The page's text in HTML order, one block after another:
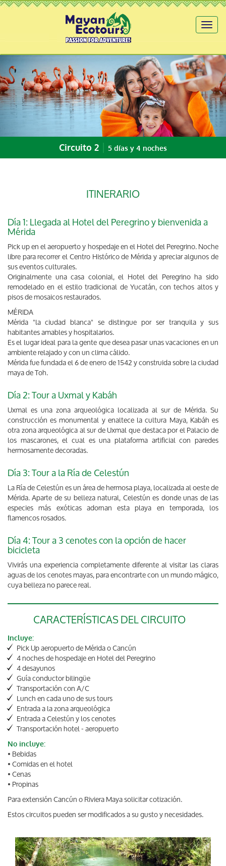
Circuito 2 5 días y 4 noches
ITINERARIO
Día 1: Llegada al Hotel del Peregrino y bienvenida a
Mérida
Pick up en el aeropuerto y hospedaje en el Hotel del Peregrino. Noche
libre para recorrer el Centro Histórico de Mérida y apreciar algunos de
sus eventos culturales.
Originalmente una casa colonial, el Hotel del Peregrino ha sido
remodelado en el estilo tradicional de Yucatán, con techos altos y
pisos de mosaicos restaurados.
MÉRIDA
Mérida "la ciudad blanca" se distingue por ser tranquila y sus
habitantes amables y hospitalarios.
Es el lugar ideal para la gente que desea pasar unas vacaciones en un
ambiente relajado y con un clima cálido.
Mérida fue fundada el 6 de enero de 1542 y construida sobre la ciudad
maya de Toh.
Día 2: Tour a Uxmal y Kabáh
Uxmal es una zona arqueológica localizada al sur de Mérida. Su
construcción es monumental y enaltece la cultura Maya, Kabáh es
otra zona arqueológica al sur de Uxmal que destaca por el Palacio de
los mascarones, el cual es una plataforma artificial con paredes
hermosamente decoradas.
Día 3: Tour a la Ría de Celestún
La Ría de Celestún es un área de hermosa playa, localizada al oeste de
Mérida. Aparte de su belleza natural, Celestún es donde unas de las
especies más exóticas adornan esta playa en temporada, los
flamencos rosados.
Día 4: Tour a 3 cenotes con la opción de hacer
bicicleta
Vivirás una experiencia completamente diferente al visitar las claras
aguas de los cenotes mayas, para encontrarte con un mundo mágico,
cuya belleza no parece real.
CARACTERÍSTICAS DEL CIRCUITO
Incluye:
Pick Up aeropuerto de Mérida o Cancún
4 noches de hospedaje en Hotel del Peregrino
4 desayunos
Guía conductor bilingüe
Transportación con A/C
Lunch en cada uno de sus tours
Entrada a la zona arqueológica
Entrada a Celestún y los cenotes
Transportación hotel - aeropuerto
No incluye:
• Bebidas
• Comidas en el hotel
• Cenas
• Propinas
Para extensión Cancún o Riviera Maya solicitar cotización.
Estos circuitos pueden ser modificados a su gusto y necesidades.